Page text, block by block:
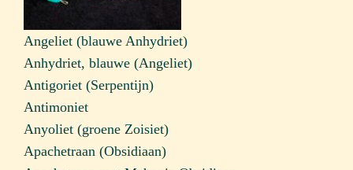
Angeliet (blauwe Anhydriet)
Anhydriet, blauwe (Angeliet)
Antigoriet (Serpentijn)
Antimoniet
Anyoliet (groene Zoisiet)
Apachetraan (Obsidiaan)